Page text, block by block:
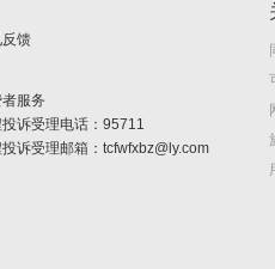
馈
服务
投诉受理电话：95711
投诉受理邮箱：tcfwfxbz@ly.com